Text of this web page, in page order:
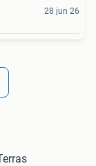
28 jun 26